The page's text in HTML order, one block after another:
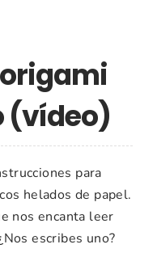
(vídeo)
para
helados de papel.
nos encanta leer
escribes uno?